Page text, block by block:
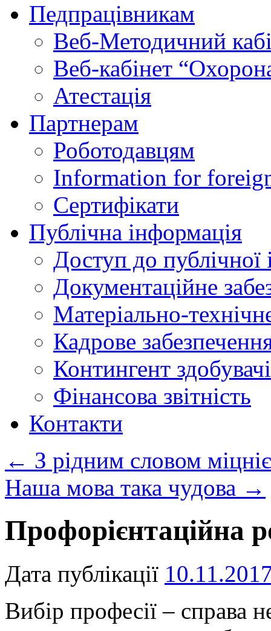
Педпрацівникам
Веб-Методичний
Веб-кабінет
Атестація
Партнерам
Роботодавцям
Information for
Сертифікати
Публічна інформація
Доступ до публічної
Документаційне
Матеріально-
Кадрове
Контингент
Фінансова звітність
Контакти
← З рідним словом
Наша мова така чудова →
Профорієнтаційна
Дата публікації
Вибір професії – справа